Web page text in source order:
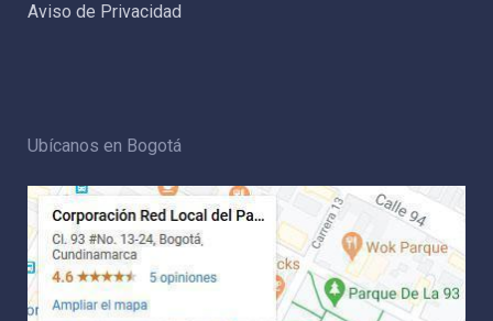
Aviso de Privacidad
Ubícanos en Bogotá